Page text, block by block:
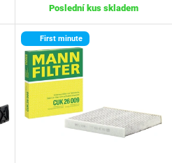
Poslední kus skladem
First minute